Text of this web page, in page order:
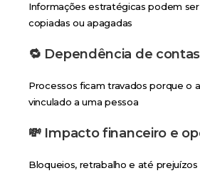
Informações estratégicas podem ser
copiadas ou apagadas
🔁 Dependência de
Processos ficam travados porque o
vinculado a uma pessoa
💸 Impacto financeiro e
Bloqueios, retrabalho e até prejuízos